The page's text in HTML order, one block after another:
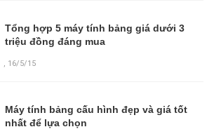
Tổng hợp 5 máy tính bảng giá dưới 3
triệu đồng đáng mua
, 16/5/15
Máy tính bảng cấu hình đẹp và giá tốt
nhất để lựa chọn